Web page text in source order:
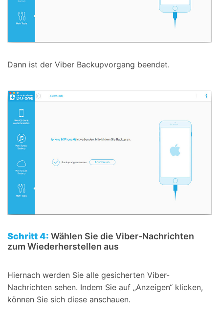
Dann ist der Viber Backupvorgang beendet.
Schritt 4: Wählen Sie die Viber-Nachrichten
zum Wiederherstellen aus
Hiernach werden Sie alle gesicherten Viber-
Nachrichten sehen. Indem Sie auf „Anzeigen“ klicken,
können Sie sich diese anschauen.